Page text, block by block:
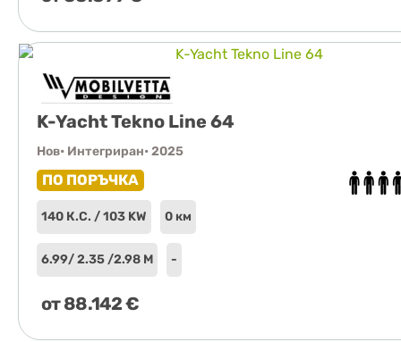
K-Yacht Tekno Line 64
Нов• Интегриран• 2025
ПО ПОРЪЧКА
140 К.С. / 103 KW 0 км
6.99/ 2.35 /2.98 М -
от88.142€